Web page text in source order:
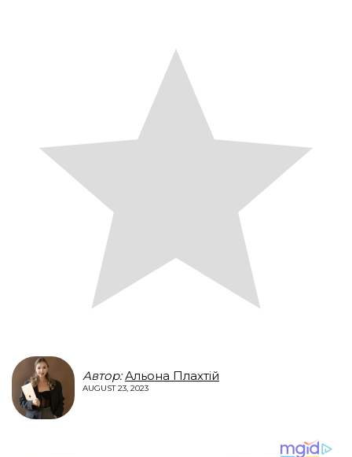
Автор: Альона Плахтій
AUGUST 23, 2023